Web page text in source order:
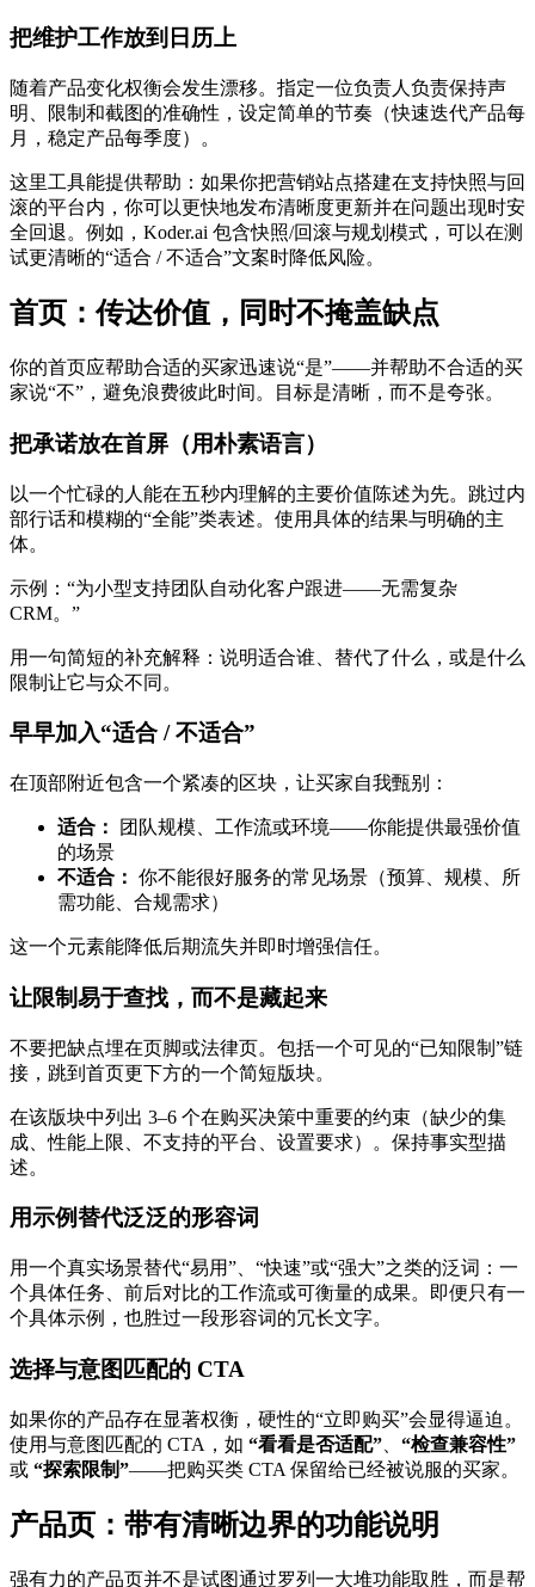
把维护工作放到日历上
随着产品变化权衡会发生漂移。指定一位负责人负责保持声
明、限制和截图的准确性，设定简单的节奏（快速迭代产品每
月，稳定产品每季度）。
这里工具能提供帮助：如果你把营销站点搭建在支持快照与回
滚的平台内，你可以更快地发布清晰度更新并在问题出现时安
全回退。例如，Koder.ai 包含快照/回滚与规划模式，可以在测
试更清晰的“适合 / 不适合”文案时降低风险。
首页：传达价值，同时不掩盖缺点
你的首页应帮助合适的买家迅速说“是”——并帮助不合适的买
家说“不”，避免浪费彼此时间。目标是清晰，而不是夸张。
把承诺放在首屏（用朴素语言）
以一个忙碌的人能在五秒内理解的主要价值陈述为先。跳过内
部行话和模糊的“全能”类表述。使用具体的结果与明确的主
体。
示例：“为小型支持团队自动化客户跟进——无需复杂
CRM。”
用一句简短的补充解释：说明适合谁、替代了什么，或是什么
限制让它与众不同。
早早加入“适合 / 不适合”
在顶部附近包含一个紧凑的区块，让买家自我甄别：
适合：
团队规模、工作流或环境——你能提供最强价值
的场景
不适合： 你不能很好服务的常见场景（预算、规模、所
需功能、合规需求）
这一个元素能降低后期流失并即时增强信任。
让限制易于查找，而不是藏起来
不要把缺点埋在页脚或法律页。包括一个可见的“已知限制”链
接，跳到首页更下方的一个简短版块。
在该版块中列出 3–6 个在购买决策中重要的约束（缺少的集
成、性能上限、不支持的平台、设置要求）。保持事实型描
述。
用示例替代泛泛的形容词
用一个真实场景替代“易用”、“快速”或“强大”之类的泛词：一
个具体任务、前后对比的工作流或可衡量的成果。即便只有一
个具体示例，也胜过一段形容词的冗长文字。
选择与意图匹配的 CTA
如果你的产品存在显著权衡，硬性的“立即购买”会显得逼迫。
使用与意图匹配的 CTA，如 “看看是否适配”
“检查兼容性”
或 “探索限制”——把购买类 CTA 保留给已经被说服的买家。
产品页：带有清晰边界的功能说明
强有力的产品页并不是试图通过罗列一大堆功能取胜，而是帮